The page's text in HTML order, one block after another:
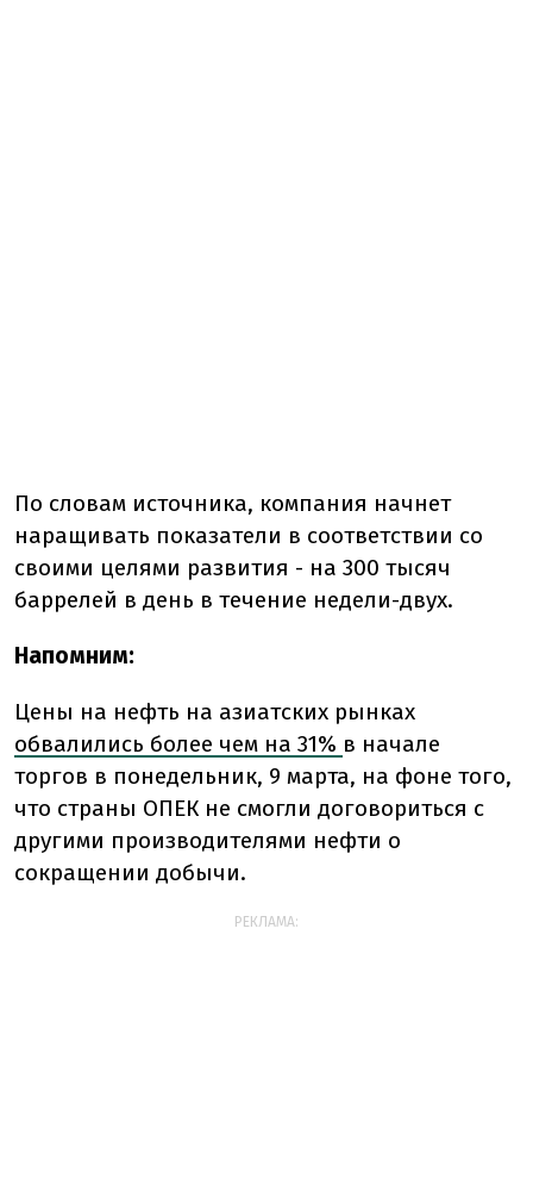
По словам источника, компания начнет
наращивать показатели в соответствии со
своими целями развития - на 300 тысяч
баррелей в день в течение недели-двух.
Напомним:
Цены на нефть на азиатских рынках
обвалились более чем на 31% в начале
торгов в понедельник, 9 марта, на фоне того,
что страны ОПЕК не смогли договориться с
другими производителями нефти о
сокращении добычи.
РЕКЛАМА: